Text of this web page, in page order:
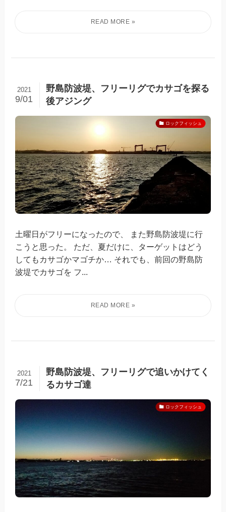
野島防波堤、フリーリグでカサゴを探る
後アジング
2021
9/01
ロックフィッシュ
土曜日がフリーになったので、 また野島防波堤に行
こうと思った。 ただ、夏だけに、ターゲットはどう
してもカサゴかマゴチか… それでも、前回の野島防
波堤でカサゴを フ...
野島防波堤、フリーリグで追いかけてく
るカサゴ達
2021
7/21
ロックフィッシュ